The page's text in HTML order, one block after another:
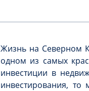
Жизнь на Северном
одном из самых
инвестиции в
инвестирования,